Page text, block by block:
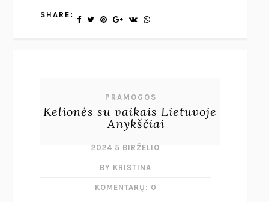
SHARE:
PRAMOGOS
Kelionės su vaikais Lietuvoje
– Anykščiai
2024 5 BIRŽELIO
BY KRISTINA
KOMENTARŲ: 0